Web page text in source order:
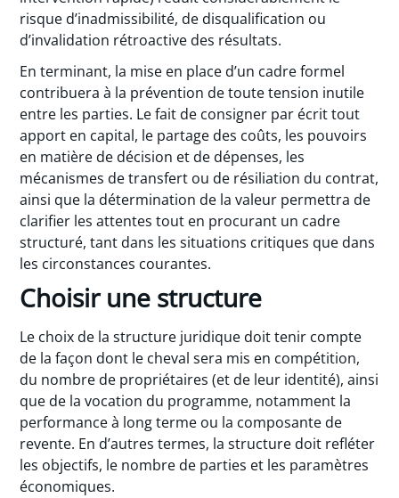
risque d’inadmissibilité, de disqualification ou
d’invalidation rétroactive des résultats.
En terminant, la mise en place d’un cadre formel
contribuera à la prévention de toute tension inutile
entre les parties. Le fait de consigner par écrit tout
apport en capital, le partage des coûts, les pouvoirs
en matière de décision et de dépenses, les
mécanismes de transfert ou de résiliation du contrat,
ainsi que la détermination de la valeur permettra de
clarifier les attentes tout en procurant un cadre
structuré, tant dans les situations critiques que dans
les circonstances courantes.
Choisir une structure
Le choix de la structure juridique doit tenir compte
de la façon dont le cheval sera mis en compétition,
du nombre de propriétaires (et de leur identité), ainsi
que de la vocation du programme, notamment la
performance à long terme ou la composante de
revente. En d’autres termes, la structure doit refléter
les objectifs, le nombre de parties et les paramètres
économiques.